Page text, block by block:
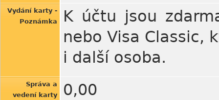
Vydání karty -
Poznámka
K účtu jsou
nebo Visa Classic,
i další osoba.
Správa a
vedení karty
0,00